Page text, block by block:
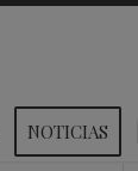
NOTICIAS